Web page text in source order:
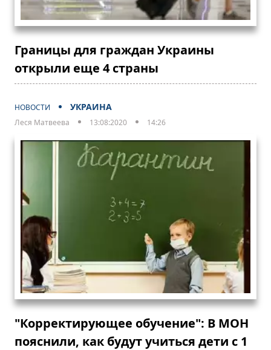
Границы для граждан Украины
открыли еще 4 страны
НОВОСТИ УКРАИНА
Леся Матвеева 13:08:2020 14:26
"Корректирующее обучение": В МОН
пояснили, как будут учиться дети с 1